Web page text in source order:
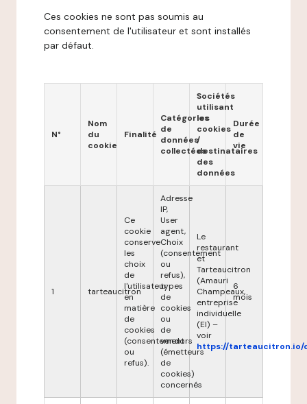
Ces cookies ne sont pas soumis au
consentement de l'utilisateur et sont installés
par défaut.
N°
Nom
du
cookie
Finalité
Catégories
de
données
collectées
Sociétés
utilisant
les
cookies
/
destinataires
des
données
Durée
de
vie
1 tarteaucitron
Ce
cookie
conserve
les
choix
de
l'utilisateur
en
matière
de
cookies
(consentement
ou
refus).
Adresse
IP,
User
agent,
Choix
(consentement
ou
refus),
types
de
cookies
ou
de
vendors
(émetteurs
de
cookies)
concernés
Le
restaurant
et
Tarteaucitron
(Amauri
Champeaux,
entreprise
individuelle
(EI) –
voir
https://tarteaucitron.io/
6
mois